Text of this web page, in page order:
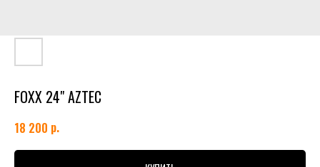
FOXX 24" AZTEC
18 200 р.